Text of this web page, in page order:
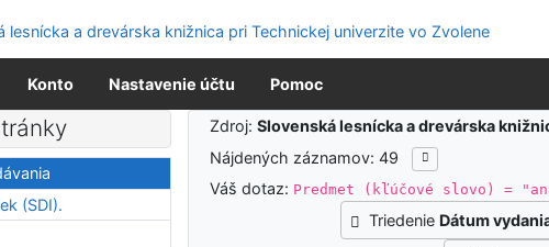
webovej prístupnosti
Konto Nastavenie účtu Pomoc
vyhľadávania
Zdroj:Slovenská lesnícka a drevárska
Nájdených záznamov: 49
Váš dotaz: Predmet (kľúčové slovo) =
Triedenie Dátum
(SDI).